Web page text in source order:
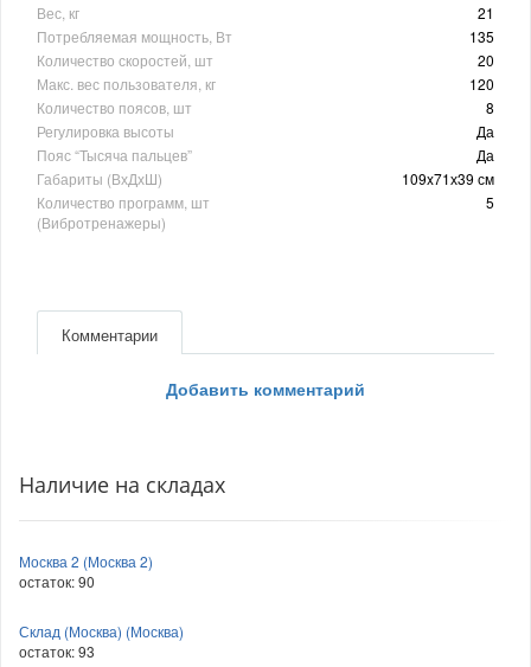
Вес, кг
21
Потребляемая мощность, Вт
135
Количество скоростей, шт
20
Макс. вес пользователя, кг
120
Количество поясов, шт
8
Регулировка высоты
Да
Пояс “Тысяча пальцев”
Да
Габариты (ВхДхШ)
109x71х39 см
Количество программ, шт
(Вибротренажеры)
5
Комментарии
Добавить комментарий
Наличие на складах
Москва 2 (Москва 2)
остаток:90
Склад (Москва) (Москва)
остаток:93